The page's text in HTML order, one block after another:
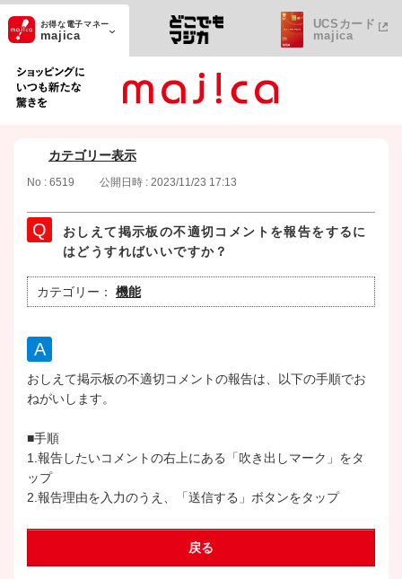
ショッピングにいつも新たな驚きを
お得な電子マネー
majica
UCSカード
majica
カテゴリー表示
No : 6519 公開日時 : 2023/11/23 17:13
おしえて掲示板の不適切コメントを報告をするに
はどうすればいいですか？
カテゴリー： 機能
おしえて掲示板の不適切コメントの報告は、以下の手順でお
ねがいします。
■手順
1.報告したいコメントの右上にある「吹き出しマーク」をタ
ップ
2.報告理由を入力のうえ、「送信する」ボタンをタップ
戻る